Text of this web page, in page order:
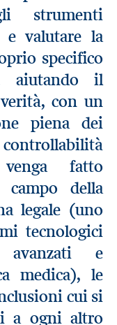
strumenti
e valutare la
specifico
aiutando il
con un
piena dei
venga fatto
della
legale (uno
tecnologici
avanzati e
medica), le
cui si
a ogni altro